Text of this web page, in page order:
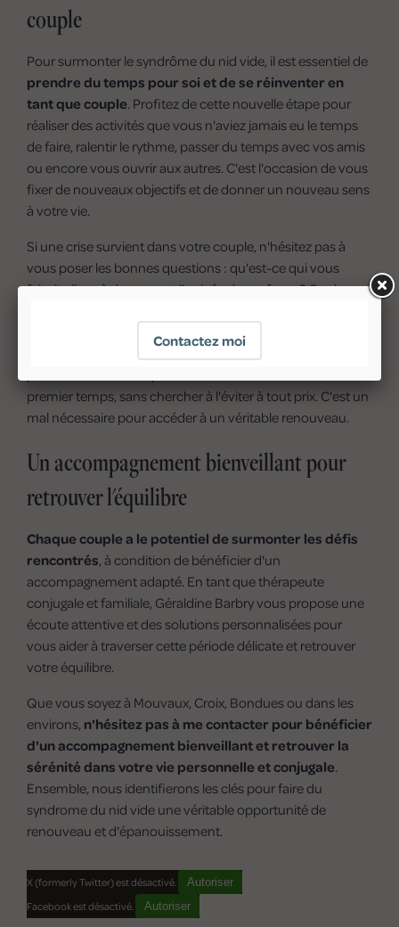
couple
Pour surmonter le syndrôme du nid vide, il est essentiel de
prendre du temps pour soi et de se réinventer en
tant que couple. Profitez de cette nouvelle étape pour
réaliser des activités que vous n'aviez jamais eu le temps
de faire, ralentir le rythme, passer du temps avec vos amis
ou encore vous ouvrir aux autres. C'est l'occasion de vous
fixer de nouveaux objectifs et de donner un nouveau sens
à votre vie.
Si une crise survient dans votre couple, n'hésitez pas à
vous poser les bonnes questions : qu'est-ce qui vous
faisait vibrer à deux avant l'arrivée des enfants ? Quels sont
bienveillante vous permettra de redéfinir votre vie
de couple et de vous réinventer
. Acceptez que cette
premier temps, sans chercher à l'éviter à tout prix. C'est un
mal nécessaire pour accéder à un véritable renouveau.
Un accompagnement bienveillant pour
retrouver l'équilibre
Chaque couple a le potentiel de surmonter les défis
rencontrés, à condition de bénéficier d'un
accompagnement adapté. En tant que thérapeute
conjugale et familiale, Géraldine Barbry vous propose une
écoute attentive et des solutions personnalisées pour
vous aider à traverser cette période délicate et retrouver
votre équilibre.
Que vous soyez à Mouvaux, Croix, Bondues ou dans les
environs, n'hésitez pas à me contacter pour bénéficier
d'un accompagnement bienveillant et retrouver la
sérénité dans votre vie personnelle et conjugale.
Ensemble, nous identifierons les clés pour faire du
syndrome du nid vide une véritable opportunité de
renouveau et d'épanouissement.
X (formerly Twitter) est désactivé.
Autoriser
Facebook est désactivé.
Autoriser